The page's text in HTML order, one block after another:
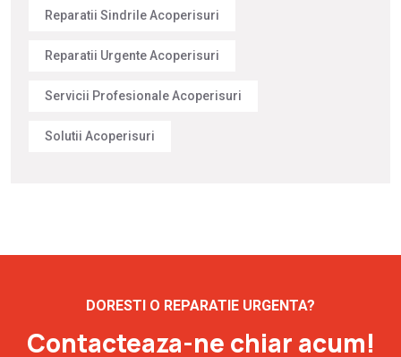
Reparatii Sindrile Acoperisuri
Reparatii Urgente Acoperisuri
Servicii Profesionale Acoperisuri
Solutii Acoperisuri
DORESTI O REPARATIE URGENTA?
Contacteaza-ne chiar acum!